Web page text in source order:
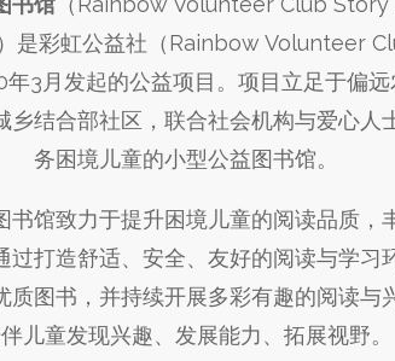
）是彩虹公益社（Rainbow Volunteer
年3月发起的公益项目。项目立足于偏
乡结合部社区，联合社会机构与爱心人
务困境儿童的小型公益图书馆。
书馆致力于提升困境儿童的阅读品质，
过打造舒适、安全、友好的阅读与学习
质图书，并持续开展多彩有趣的阅读与
儿童发现兴趣、发展能力、拓展视野。